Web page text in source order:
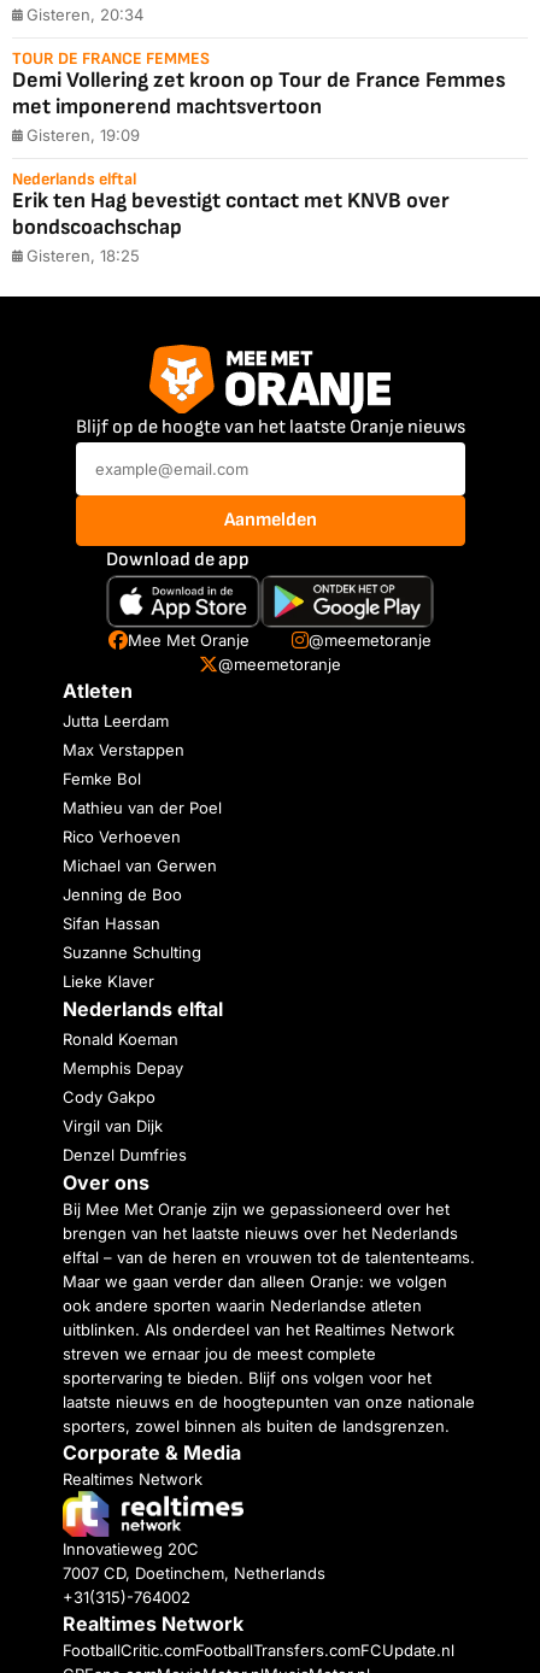
Gisteren, 20:34
TOUR DE FRANCE FEMMES
Demi Vollering zet kroon op Tour de France Femmes
met imponerend machtsvertoon
Gisteren, 19:09
Nederlands elftal
Erik ten Hag bevestigt contact met KNVB over
bondscoachschap
Gisteren, 18:25
Blijf op de hoogte van het laatste Oranje nieuws
Aanmelden
Download de app
Mee Met Oranje
@meemetoranje
@meemetoranje
Atleten
Jutta Leerdam
Max Verstappen
Femke Bol
Mathieu van der Poel
Rico Verhoeven
Michael van Gerwen
Jenning de Boo
Sifan Hassan
Suzanne Schulting
Lieke Klaver
Nederlands elftal
Ronald Koeman
Memphis Depay
Cody Gakpo
Virgil van Dijk
Denzel Dumfries
Over ons
Bij Mee Met Oranje zijn we gepassioneerd over het
brengen van het laatste nieuws over het Nederlands
elftal – van de heren en vrouwen tot de talententeams.
Maar we gaan verder dan alleen Oranje: we volgen
ook andere sporten waarin Nederlandse atleten
uitblinken. Als onderdeel van het Realtimes Network
streven we ernaar jou de meest complete
sportervaring te bieden. Blijf ons volgen voor het
laatste nieuws en de hoogtepunten van onze nationale
sporters, zowel binnen als buiten de landsgrenzen.
Corporate & Media
Realtimes Network
Innovatieweg 20C
7007 CD, Doetinchem, Netherlands
+31(315)-764002
Realtimes Network
FootballCritic.comFootballTransfers.comFCUpdate.nl